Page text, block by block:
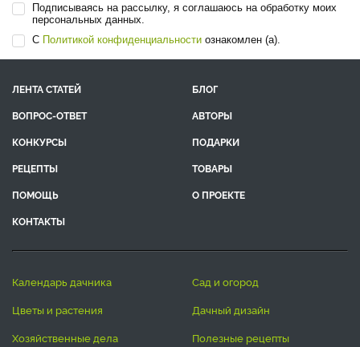
Подписываясь на рассылку, я соглашаюсь на обработку моих
персональных данных.
С Политикой конфиденциальности ознакомлен (а).
ЛЕНТА СТАТЕЙ
БЛОГ
ВОПРОС-ОТВЕТ
АВТОРЫ
КОНКУРСЫ
ПОДАРКИ
РЕЦЕПТЫ
ТОВАРЫ
ПОМОЩЬ
О ПРОЕКТЕ
КОНТАКТЫ
календарь дачника
сад и огород
цветы и растения
дачный дизайн
хозяйственные дела
полезные рецепты